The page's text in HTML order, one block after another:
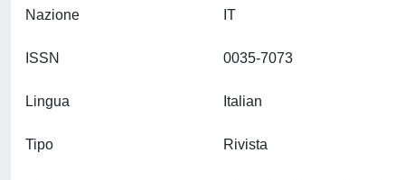
Nazione
ISSN
Lingua
Tipo Rivista